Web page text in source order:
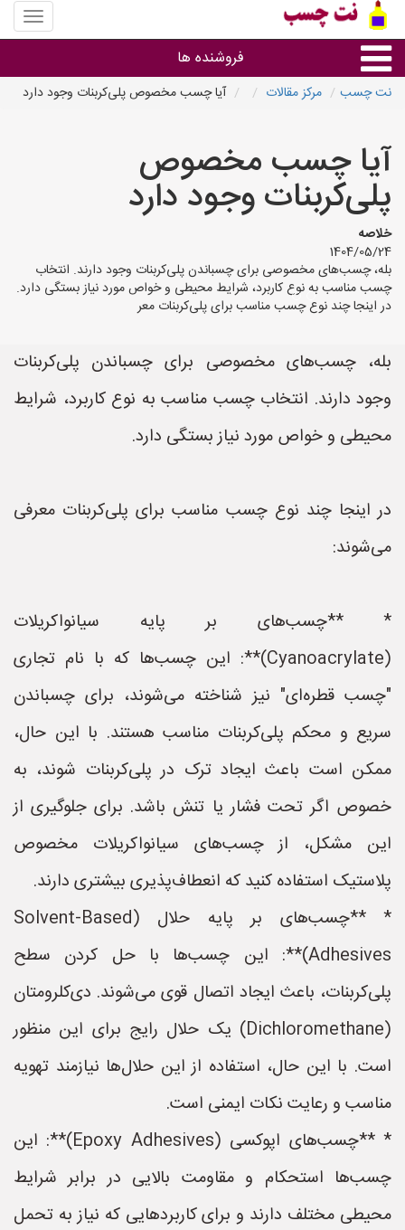
منوی
سایت
چسب
فروشنده ها
استان ها
نت چسب مرکز مقالات آیا چسب مخصوص پلی‌کربنات وجود دارد
آیا چسب مخصوص
پلی‌کربنات وجود دارد
خلاصه
1404/05/24
بله، چسب‌های مخصوصی برای چسباندن پلی‌کربنات وجود دارند. انتخاب
چسب مناسب به نوع کاربرد، شرایط محیطی و خواص مورد نیاز بستگی دارد.
در اینجا چند نوع چسب مناسب برای پلی‌کربنات معر
بله، چسب‌های مخصوصی برای چسباندن پلی‌کربنات
وجود دارند. انتخاب چسب مناسب به نوع کاربرد، شرایط
محیطی و خواص مورد نیاز بستگی دارد.
در اینجا چند نوع چسب مناسب برای پلی‌کربنات معرفی
می‌شوند:
* **چسب‌های بر پایه سیانواکریلات
(Cyanoacrylate)**: این چسب‌ها که با نام تجاری
"چسب قطره‌ای" نیز شناخته می‌شوند، برای چسباندن
سریع و محکم پلی‌کربنات مناسب هستند. با این حال،
ممکن است باعث ایجاد ترک در پلی‌کربنات شوند، به
خصوص اگر تحت فشار یا تنش باشد. برای جلوگیری از
این مشکل، از چسب‌های سیانواکریلات مخصوص
پلاستیک استفاده کنید که انعطاف‌پذیری بیشتری دارند.
* **چسب‌های بر پایه حلال (Solvent-Based
Adhesives)**: این چسب‌ها با حل کردن سطح
پلی‌کربنات، باعث ایجاد اتصال قوی می‌شوند. دی‌کلرومتان
(Dichloromethane) یک حلال رایج برای این منظور
است. با این حال، استفاده از این حلال‌ها نیازمند تهویه
مناسب و رعایت نکات ایمنی است.
* **چسب‌های اپوکسی (Epoxy Adhesives)**: این
چسب‌ها استحکام و مقاومت بالایی در برابر شرایط
محیطی مختلف دارند و برای کاربردهایی که نیاز به تحمل